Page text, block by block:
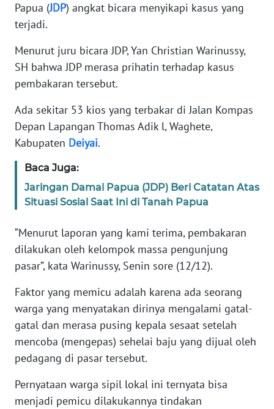
Papua (JDP) angkat bicara menyikapi kasus yang
terjadi.
Menurut juru bicara JDP, Yan Christian Warinussy,
SH bahwa JDP merasa prihatin terhadap kasus
pembakaran tersebut.
Ada sekitar 53 kios yang terbakar di Jalan Kompas
Depan Lapangan Thomas Adik l, Waghete,
Kabupaten Deiyai.
Baca Juga:
Jaringan Damai Papua (JDP) Beri Catatan Atas
Situasi Sosial Saat Ini di Tanah Papua
“Menurut laporan yang kami terima, pembakaran
dilakukan oleh kelompok massa pengunjung
pasar”, kata Warinussy, Senin sore (12/12).
Faktor yang memicu adalah karena ada seorang
warga yang menyatakan dirinya mengalami gatal-
gatal dan merasa pusing kepala sesaat setelah
mencoba (mengepas) sehelai baju yang dijual oleh
pedagang di pasar tersebut.
Pernyataan warga sipil lokal ini ternyata bisa
menjadi pemicu dilakukannya tindakan
SUMUT
WN
JABAR
BANTEN
WN
NTT
KEPRI
WN
PAPUA
WN
PAPUA
BARAT
RIAU